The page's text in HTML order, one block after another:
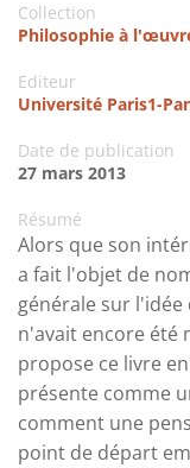
Collection
Philosophie à
Editeur
Université Paris1-
Date de publication
27 mars 2013
Résumé
Alors que son
a fait l'objet de
générale sur
n'avait encore été
propose ce livre
présente comme
comment une
point de départ